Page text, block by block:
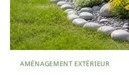
AMÉNAGEMENT EXTÉRIEUR